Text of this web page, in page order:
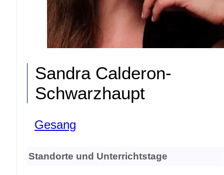
Sandra Calderon-
Schwarzhaupt
Gesang
Standorte und Unterrichtstage